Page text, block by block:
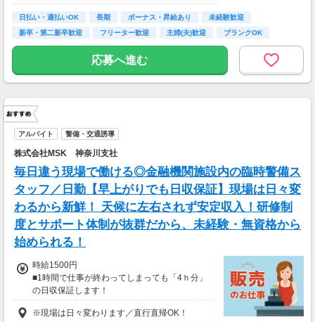
■日払い制度（新制度）※規定あり
・最短5分で働いた分の給与を口座受取可能
・スマホからカンタン申請
・1,000円単位で利用可能
■交通費 上限30,000円まで支給 ※会社規定有
り
※構内の（無料）駐車場利用OK
※募集の勤務地は面接地の一例です。
ご希望の地域や条件などを伺いながらあなた
日払い・週払いOK 長期 ボーナス・昇給あり
未経験歓迎
新卒・第二新卒歓迎
フリーター歓迎 主婦(夫)歓迎
ブランクOK
学歴不問
応募へ進む
アルバイト 警備・交通誘導
株式会社MSK 神奈川支社
毎日違う現場で働ける◎金融機関施設内の臨時警備ス
タッフ／日勤【早上がりでも日収保証】現場は日々変
わるから新鮮！ 天候に左右されず安定収入！研修制
度とサポート体制が抜群だから、未経験・無資格から
始められる！
時給1500円
■1時間で仕事が終わってしまっても「4ｈ分」
の日収保証します！
※現場は日々変わります／直行直帰OK！